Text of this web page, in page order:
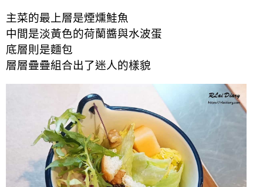
主菜的最上層是煙燻鮭魚
中間是淡黃色的荷蘭醬與水波蛋
底層則是麵包
層層疊疊組合出了迷人的樣貌